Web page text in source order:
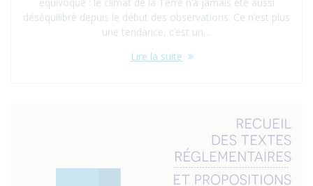
déséquilibré depuis le début des observations. Ce n’est plus
une tendance, c’est un…
Lire la suite